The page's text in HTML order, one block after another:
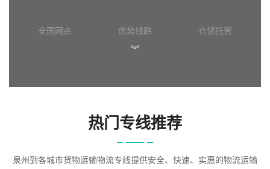
全国网点 优势线路
仓储托管
︾
热门专线推荐
泉州到各城市货物运输物流专线提供安全、快速、实惠的物流运输